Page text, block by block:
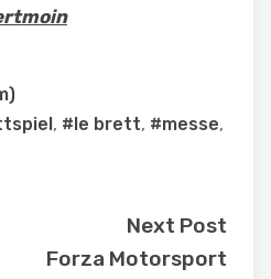
, #le brett, #messe,
Next Post
Forza Motorsport